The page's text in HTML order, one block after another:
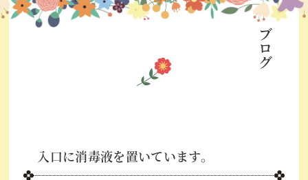
ブログ
入口に消毒液を置いています。